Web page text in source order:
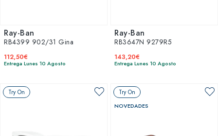
Ray-Ban
RB4399 902/31 Gina
112,50€
Entrega Lunes 10 Agosto
Ray-Ban
RB3647N 9279R5
143,20€
Entrega Lunes 10 Agosto
Try On Try On
NOVEDADES